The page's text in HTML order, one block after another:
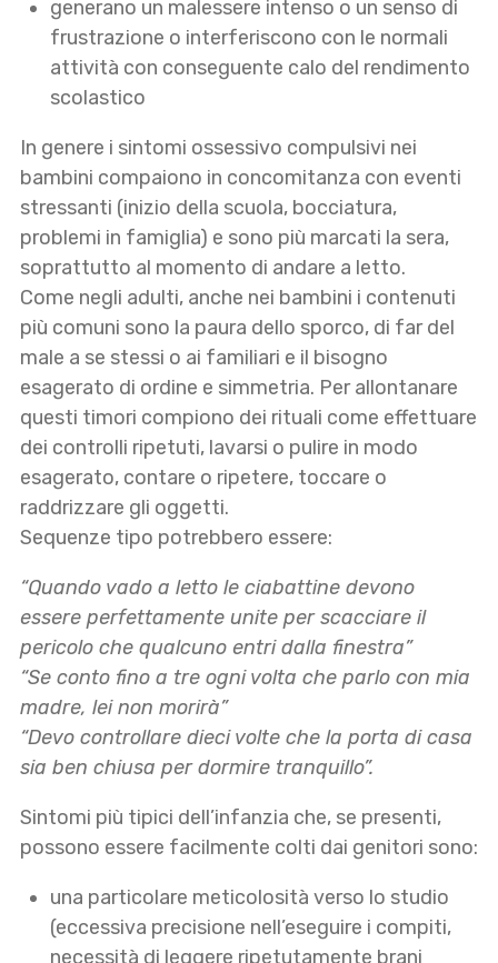
generano un malessere intenso o un senso di
frustrazione o interferiscono con le normali
attività con conseguente calo del rendimento
scolastico
In genere i sintomi ossessivo compulsivi nei
bambini compaiono in concomitanza con eventi
stressanti (inizio della scuola, bocciatura,
problemi in famiglia) e sono più marcati la sera,
soprattutto al momento di andare a letto.
Come negli adulti, anche nei bambini i contenuti
più comuni sono la paura dello sporco, di far del
male a se stessi o ai familiari e il bisogno
esagerato di ordine e simmetria. Per allontanare
questi timori compiono dei rituali come effettuare
dei controlli ripetuti, lavarsi o pulire in modo
esagerato, contare o ripetere, toccare o
raddrizzare gli oggetti.
Sequenze tipo potrebbero essere:
“Quando vado a letto le ciabattine devono
essere perfettamente unite per scacciare il
pericolo che qualcuno entri dalla finestra”
“Se conto fino a tre ogni volta che parlo con mia
madre, lei non morirà”
“Devo controllare dieci volte che la porta di casa
sia ben chiusa per dormire tranquillo”.
Sintomi più tipici dell’infanzia che, se presenti,
possono essere facilmente colti dai genitori sono:
una particolare meticolosità verso lo studio
(eccessiva precisione nell’eseguire i compiti,
necessità di leggere ripetutamente brani